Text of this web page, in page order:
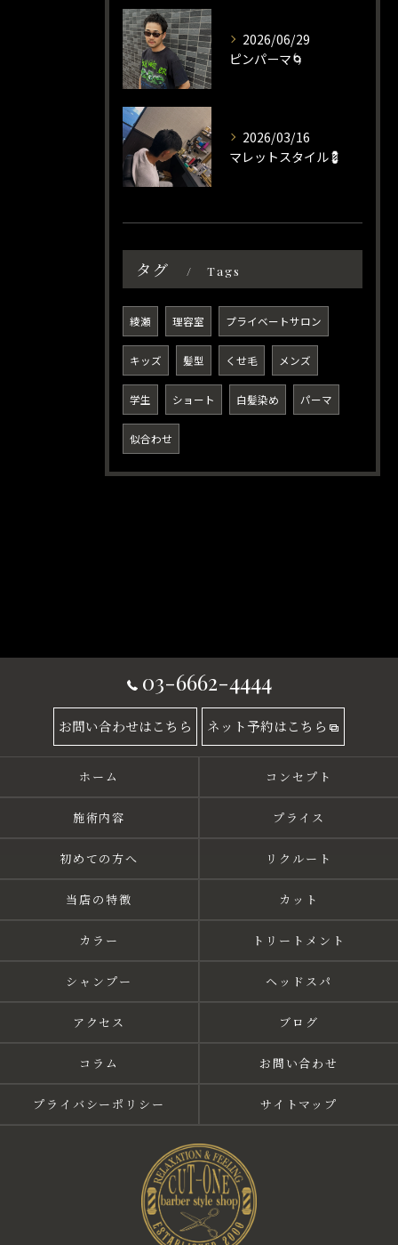
2026/06/29
ピンパーマ🌀
2026/03/16
マレットスタイル💈
タグ Tags
綾瀬 理容室 プライベートサロン
キッズ 髪型 くせ毛 メンズ
学生 ショート 白髪染め パーマ
似合わせ
03-6662-4444
お問い合わせはこちら ネット予約はこちら
ホーム コンセプト
施術内容 プライス
初めての方へ リクルート
当店の特徴 カット
カラー トリートメント
シャンプー ヘッドスパ
アクセス ブログ
コラム お問い合わせ
プライバシーポリシー サイトマップ